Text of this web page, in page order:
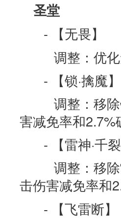
圣堂
- 【无畏】
调整：优化
- 【锁·擒魔】
调整：移除
害减免率和
- 【雷神·千裂
调整：移除
击伤害减免率和
- 【飞雷断】